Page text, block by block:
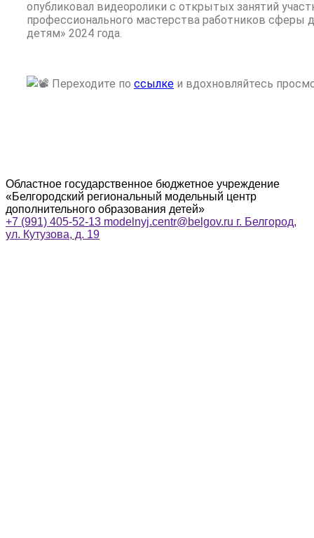
опубликовал видеоролики с открытых занятий
профессионального мастерства работников сферы
детям» 2024 года.
Переходите по ссылке и вдохновляйтесь
Областное государственное бюджетное учреждение
«Белгородский региональный модельный центр
дополнительного образования детей»
+7 (991) 405-52-13 modelnyj.centr@belgov.ru г. Белгород,
ул. Кутузова, д. 19